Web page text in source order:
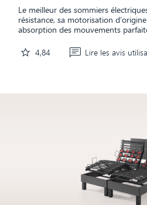
Le meilleur des sommiers
résistance, sa motorisation
absorption des mouvements
star 4,84 Lire les avis